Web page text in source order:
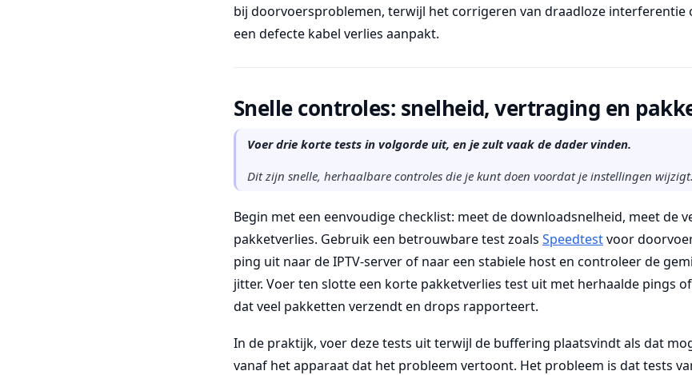
bij doorvoersproblemen, terwijl het corrigeren van draadloze interferentie
een defecte kabel verlies aanpakt.
Snelle controles: snelheid, vertraging en
Voer drie korte tests in volgorde uit, en je zult vaak de dader vinden.
Dit zijn snelle, herhaalbare controles die je kunt doen voordat je instellingen wijzigt.
Begin met een eenvoudige checklist: meet de downloadsnelheid, meet de
pakketverlies. Gebruik een betrouwbare test zoals Speedtestvoor
ping uit naar de IPTV-server of naar een stabiele host en controleer de
jitter. Voer ten slotte een korte pakketverlies test uit met herhaalde pings
dat veel pakketten verzendt en drops rapporteert.
In de praktijk, voer deze tests uit terwijl de buffering plaatsvindt als dat
vanaf het apparaat dat het probleem vertoont. Het probleem is dat tests